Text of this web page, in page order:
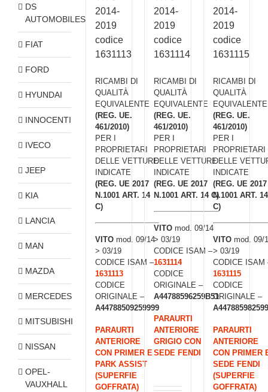
2014-
2019
codice
1631113
RICAMBI DI
QUALITÀ
EQUIVALENTE
(REG. UE.
461/2010)
PER I
PROPRIETARI
DELLE VETTURE
INDICATE
(REG. UE 2017
N.1001 ART. 14
C)
VITO mod. 09/14
> 03/19
CODICE ISAM –
1631113
CODICE
ORIGINALE –
A44788509259999
PARAURTI
ANTERIORE
CON PRIMER E
PARK ASSIST
(SUPERFIE
GOFFRATA)
2014-
2019
codice
1631114
RICAMBI DI
QUALITÀ
EQUIVALENTE
(REG. UE.
461/2010)
PER I
PROPRIETARI
DELLE VETTURE
INDICATE
(REG. UE 2017
N.1001 ART. 14 C)
VITOmod. 09/14
> 03/19
CODICE ISAM –
1631114
CODICE
ORIGINALE –
A44788596259B51
PARAURTI
ANTERIORE
GRIGIO CON
SEDE FENDI
2014-
2019
codice
1631115
RICAMBI DI
QUALITÀ
EQUIVALENTE
(REG. UE.
461/2010)
PER I
PROPRIETARI
DELLE
INDICATE
(REG. UE 2017
N.1001 ART. 14
C)
VITO mod. 09/
> 03/19
CODICE ISAM
1631115
CODICE
ORIGINALE –
PARAURTI
ANTERIORE
CON PRIMER
SEDE FENDI
(SUPERFIE
GOFFRATA)
DS
AUTOMOBILES
FIAT
FORD
HYUNDAI
INNOCENTI
IVECO
JEEP
KIA
LANCIA
MAN
MAZDA
MERCEDES
MITSUBISHI
NISSAN
OPEL-
VAUXHALL